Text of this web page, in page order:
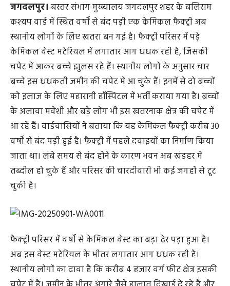
जगदलपुर। बस्तर संभाग मुख्यालय जगदलपुर शहर के बलिराम
कश्यप वार्ड में स्थित वर्षों से बंद पड़ी एक केमिकल फैक्ट्री अब
स्थानीय लोगों के लिए खतरा बन गई है। फैक्ट्री परिसर में पड़े
केमिकल वेस्ट मटेरियल में लगातार आग धधक रही है, जिसकी
चपेट में आकर बच्चे झुलस रहे हैं। स्थानीय लोगों के अनुसार चार
बच्चे इस धधकती जमीन की चपेट में आ चुके हैं। इनमें से दो बच्चों
को इलाज के लिए महारानी हॉस्पिटल में भर्ती कराया गया है। बच्चों
के अलावा मवेशी और बड़े लोग भी इस खतरनाक क्षेत्र की चपेट में
आ रहे हैं। वार्डवासियों ने बताया कि यह केमिकल फैक्ट्री करीब 30
वर्षों से बंद पड़ी हुई है। फैक्ट्री में पहले दवाइयों का निर्माण किया
जाता था। लंबे समय से बंद होने के कारण भवन अब खंडहर में
तब्दील हो चुके हैं और परिसर की चारदीवारी भी कई जगहों से टूट
चुकी है।
फैक्ट्री परिसर में वर्षों से केमिकल वेस्ट का बड़ा ढेर पड़ा हुआ है।
अब इस वेस्ट मटेरियल के भीतर लगातार आग धधक रही है।
स्थानीय लोगों का दावा है कि करीब 4 हजार वर्ग फीट क्षेत्र इसकी